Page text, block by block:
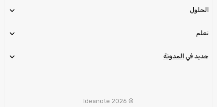
الحلول
تعلم
جديد في المدونة
© Ideanote 2026